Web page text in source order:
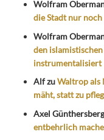
Wolfram
die Stadt nur
Wolfram
den
instrumentalisiert
AlfzuWaltrop als
mäht, statt zu
Axel
entbehrlich